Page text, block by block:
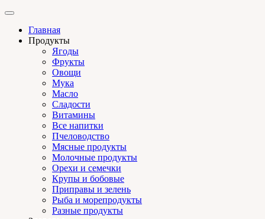
Главная
Продукты
Ягоды
Фрукты
Овощи
Мука
Масло
Сладости
Витамины
Все напитки
Пчеловодство
Мясные продукты
Молочные продукты
Орехи и семечки
Крупы и бобовые
Приправы и зелень
Рыба и морепродукты
Разные продукты